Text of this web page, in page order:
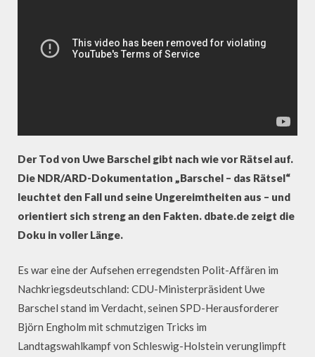
Der Tod von Uwe Barschel gibt nach wie vor Rätsel auf.
Die NDR/ARD-Dokumentation „Barschel – das Rätsel“
leuchtet den Fall und seine Ungereimtheiten aus – und
orientiert sich streng an den Fakten. dbate.de zeigt die
Doku in voller Länge.
Es war eine der Aufsehen erregendsten Polit-Affären im
Nachkriegsdeutschland: CDU-Ministerpräsident Uwe
Barschel stand im Verdacht, seinen SPD-Herausforderer
Björn Engholm mit schmutzigen Tricks im
Landtagswahlkampf von Schleswig-Holstein verunglimpft